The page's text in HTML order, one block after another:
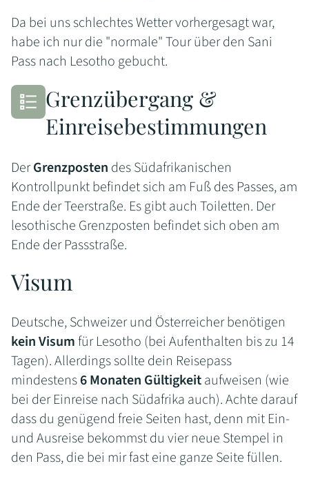
Da bei uns schlechtes Wetter vorhergesagt war,
habe ich nur die "normale" Tour über den Sani
Pass nach Lesotho gebucht.
Grenzübergang &
Einreisebestimmungen
DerGrenzposten des Südafrikanischen
Kontrollpunkt befindet sich am Fuß des Passes, am
Ende der Teerstraße. Es gibt auch Toiletten. Der
lesothische Grenzposten befindet sich oben am
Ende der Passstraße.
Visum
Deutsche, Schweizer und Österreicher benötigen
kein Visumfür Lesotho (bei Aufenthalten bis zu 14
Tagen). Allerdings sollte dein Reisepass
mindestens6 Monaten Gültigkeitaufweisen (wie
bei der Einreise nach Südafrika auch). Achte darauf
dass du genügend freie Seiten hast, denn mit Ein-
und Ausreise bekommst du vier neue Stempel in
den Pass, die bei mir fast eine ganze Seite füllen.